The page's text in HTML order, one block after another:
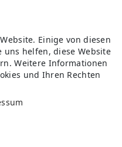
Einige von diesen
helfen, diese Website
Weitere Informationen
und Ihren Rechten